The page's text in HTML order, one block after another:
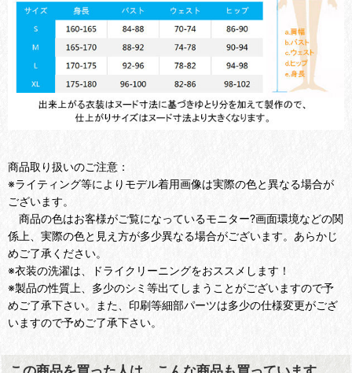
商品取り扱いのご注意：
※ライティング等によりモデル着用画像は実際の色と異なる場合が
ございます。
商品の色はお客様がご覧になっているモニター?画面環境などの関
係上、実際の色と見え方が多少異なる場合がございます。あらかじ
めご了承ください。
※衣装の洗濯は、ドライクリーニングをおススメします！
※製品の性質上、多少のシミ等出てしまうことがございますので予
めご了承下さい。また、印刷等細部パーツは多少の仕様変更がござ
いますので予めご了承下さい。